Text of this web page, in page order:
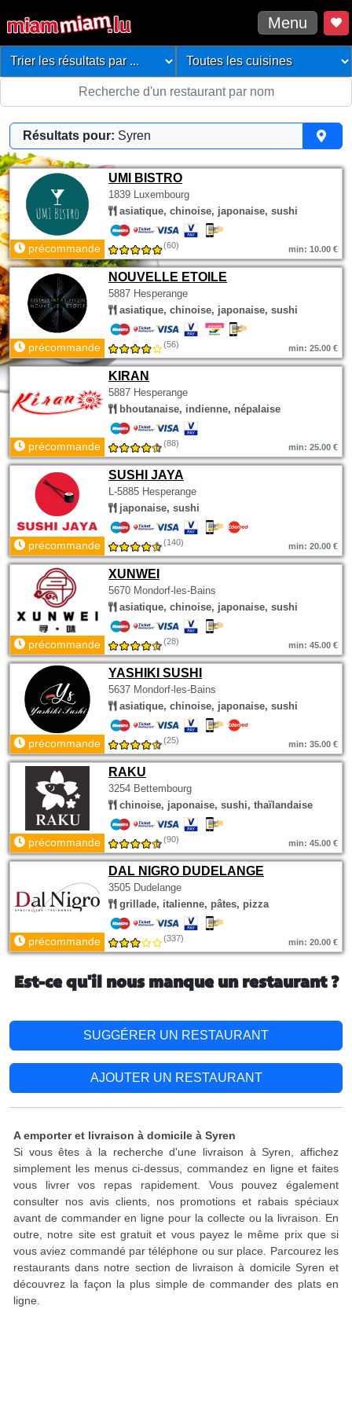
Menu
Résultats pour: Syren
UMI BISTRO
1839 Luxembourg
asiatique, chinoise, japonaise, sushi
précommande (60) min: 10.00 €
NOUVELLE ETOILE
5887 Hesperange
asiatique, chinoise, japonaise, sushi
précommande (56) min: 25.00 €
KIRAN
5887 Hesperange
bhoutanaise, indienne, népalaise
précommande (88) min: 25.00 €
SUSHI JAYA
L-5885 Hesperange
japonaise, sushi
précommande (140) min: 20.00 €
XUNWEI
5670 Mondorf-les-Bains
asiatique, chinoise, japonaise, sushi
précommande (28) min: 45.00 €
YASHIKI SUSHI
5637 Mondorf-les-Bains
asiatique, chinoise, japonaise, sushi
précommande (25) min: 35.00 €
RAKU
3254 Bettembourg
chinoise, japonaise, sushi, thaïlandaise
précommande (90) min: 45.00 €
DAL NIGRO DUDELANGE
3505 Dudelange
grillade, italienne, pâtes, pizza
précommande (337) min: 20.00 €
Est-ce qu'il nous manque un restaurant ?
SUGGÉRER UN RESTAURANT
AJOUTER UN RESTAURANT
A emporter et livraison à domicile à Syren
Si vous êtes à la recherche d'une livraison à Syren, affichez
simplement les menus ci-dessus, commandez en ligne et faites
vous livrer vos repas rapidement. Vous pouvez également
consulter nos avis clients, nos promotions et rabais spéciaux
avant de commander en ligne pour la collecte ou la livraison. En
outre, notre site est gratuit et vous payez le même prix que si
vous aviez commandé par téléphone ou sur place. Parcourez les
restaurants dans notre section de livraison à domicile Syren et
découvrez la façon la plus simple de commander des plats en
ligne.